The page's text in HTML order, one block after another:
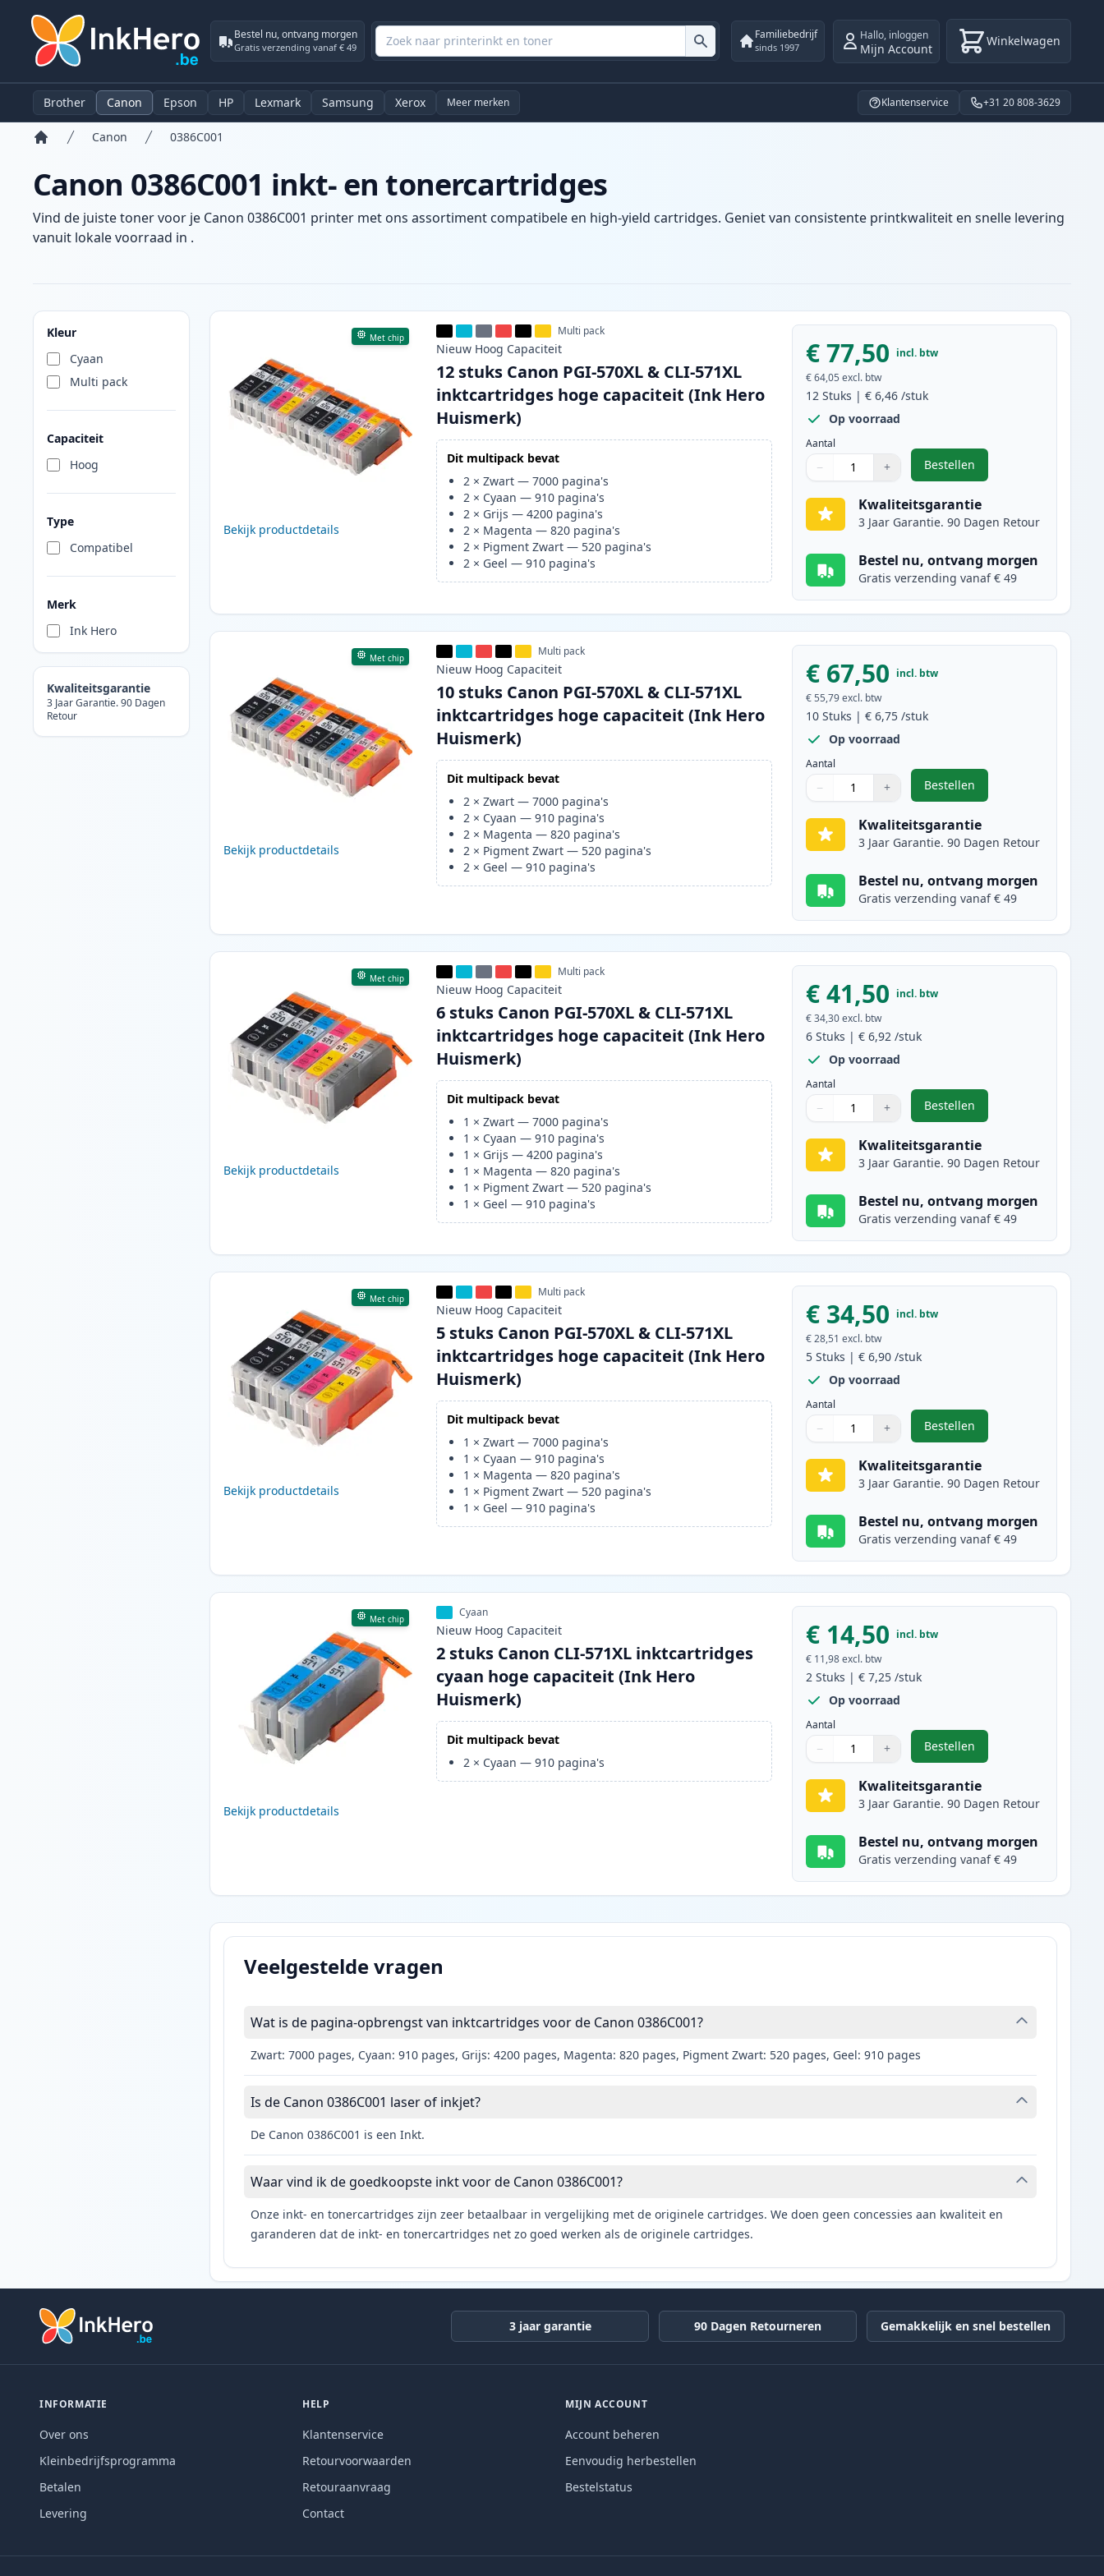
Bestel nu, ontvang morgen
Gratis verzending vanaf € 49
Familiebedrijf
sinds 1997
Hallo, inloggen
Mijn Account Winkelwagen
Brother Canon Epson HP Lexmark Samsung Xerox Meer merken Klantenservice +31 20 808-3629
Canon 0386C001
Canon 0386C001 inkt- en tonercartridges
Vind de juiste toner voor je Canon 0386C001 printer met ons assortiment compatibele en high-yield cartridges. Geniet van consistente printkwaliteit en snelle levering
vanuit lokale voorraad in .
Kleur
Cyaan
Multi pack
Capaciteit
Hoog
Type
Compatibel
Merk
Ink Hero
Kwaliteitsgarantie
3 Jaar Garantie. 90 Dagen
Retour
Producten
Met chip
Bekijk productdetails
Multi pack
Nieuw Hoog Capaciteit
12 stuks Canon PGI-570XL & CLI-571XL
inktcartridges hoge capaciteit (Ink Hero
Huismerk)
Dit multipack bevat
2 ×Zwart —7000 pagina's
2 × Cyaan —910 pagina's
2 × Grijs —4200 pagina's
2 × Magenta —820 pagina's
2 × Pigment Zwart — 520 pagina's
2 × Geel —910 pagina's
€ 77,50 incl. btw
€ 64,05 excl. btw
12 Stuks |€ 6,46 /stuk
Op voorraad
Aantal
Aantal
Gebruik de knoppen om aan te passen
− +
Aantal 1
Bestellen
,12 stuks Canon PGI-
Kwaliteitsgarantie
3 Jaar Garantie. 90 Dagen Retour
Bestel nu, ontvang morgen
Gratis verzending vanaf € 49
Met chip
Bekijk productdetails
Multi pack
Nieuw Hoog Capaciteit
10 stuks Canon PGI-570XL & CLI-571XL
inktcartridges hoge capaciteit (Ink Hero
Huismerk)
Dit multipack bevat
2 ×Zwart —7000 pagina's
2 × Cyaan —910 pagina's
2 × Magenta —820 pagina's
2 × Pigment Zwart — 520 pagina's
2 × Geel —910 pagina's
€ 67,50 incl. btw
€ 55,79 excl. btw
10 Stuks |€ 6,75 /stuk
Op voorraad
Aantal
Aantal
Gebruik de knoppen om aan te passen
− +
Aantal 1
Bestellen
,10 stuks Canon PGI-
Kwaliteitsgarantie
3 Jaar Garantie. 90 Dagen Retour
Bestel nu, ontvang morgen
Gratis verzending vanaf € 49
Met chip
Bekijk productdetails
Multi pack
Nieuw Hoog Capaciteit
6 stuks Canon PGI-570XL & CLI-571XL
inktcartridges hoge capaciteit (Ink Hero
Huismerk)
Dit multipack bevat
1 ×Zwart —7000 pagina's
1 × Cyaan —910 pagina's
1 × Grijs —4200 pagina's
1 × Magenta —820 pagina's
1 × Pigment Zwart — 520 pagina's
1 × Geel —910 pagina's
€ 41,50 incl. btw
€ 34,30 excl. btw
6 Stuks |€ 6,92 /stuk
Op voorraad
Aantal
Aantal
Gebruik de knoppen om aan te passen
− +
Aantal 1
Bestellen
,6 stuks Canon PGI-570XL
Kwaliteitsgarantie
3 Jaar Garantie. 90 Dagen Retour
Bestel nu, ontvang morgen
Gratis verzending vanaf € 49
Met chip
Bekijk productdetails
Multi pack
Nieuw Hoog Capaciteit
5 stuks Canon PGI-570XL & CLI-571XL
inktcartridges hoge capaciteit (Ink Hero
Huismerk)
Dit multipack bevat
1 ×Zwart —7000 pagina's
1 × Cyaan —910 pagina's
1 × Magenta —820 pagina's
1 × Pigment Zwart — 520 pagina's
1 × Geel —910 pagina's
€ 34,50 incl. btw
€ 28,51 excl. btw
5 Stuks |€ 6,90 /stuk
Op voorraad
Aantal
Aantal
Gebruik de knoppen om aan te passen
− +
Aantal 1
Bestellen
,5 stuks Canon PGI-570XL
Kwaliteitsgarantie
3 Jaar Garantie. 90 Dagen Retour
Bestel nu, ontvang morgen
Gratis verzending vanaf € 49
Met chip
Bekijk productdetails
Cyaan
Nieuw Hoog Capaciteit
2 stuks Canon CLI-571XL inktcartridges
cyaan hoge capaciteit (Ink Hero
Huismerk)
Dit multipack bevat
2 × Cyaan —910 pagina's
€ 14,50 incl. btw
€ 11,98 excl. btw
2 Stuks |€ 7,25 /stuk
Op voorraad
Aantal
Aantal
Gebruik de knoppen om aan te passen
− +
Aantal 1
Bestellen
,2 stuks Canon CLI-571XL
Kwaliteitsgarantie
3 Jaar Garantie. 90 Dagen Retour
Bestel nu, ontvang morgen
Gratis verzending vanaf € 49
Veelgestelde vragen
Wat is de pagina-opbrengst van inktcartridges voor de Canon 0386C001?
Zwart: 7000 pages, Cyaan: 910 pages, Grijs: 4200 pages, Magenta: 820 pages, Pigment Zwart: 520 pages, Geel: 910 pages
Is de Canon 0386C001 laser of inkjet?
De Canon 0386C001 is een Inkt.
Waar vind ik de goedkoopste inkt voor de Canon 0386C001?
Onze inkt- en tonercartridges zijn zeer betaalbaar in vergelijking met de originele cartridges. We doen geen concessies aan kwaliteit en
garanderen dat de inkt- en tonercartridges net zo goed werken als de originele cartridges.
3 jaar garantie 90 Dagen Retourneren Gemakkelijk en snel bestellen
INFORMATIE
Over ons
Kleinbedrijfsprogramma
Betalen
Levering
HELP
Klantenservice
Retourvoorwaarden
Retouraanvraag
Contact
MIJN ACCOUNT
Account beheren
Eenvoudig herbestellen
Bestelstatus